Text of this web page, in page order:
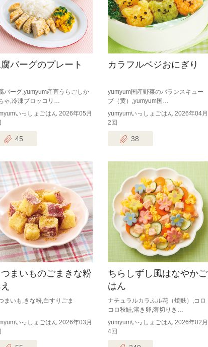
バーグのプレート
バーグ,yumyum産直うらごしか
ゃ,冷凍ブロッコリ…
いっしょごはん 2026年05月
45
カラフルベジおにぎり
yumyum国産野菜のバランスキュー
ブ（黄）,yumyum国…
yumyumいっしょごはん 2026年04月
2回
38
つまいものごまきな粉
まいも,きな粉,白すりごま
いっしょごはん 2026年03月
ちらしずし風はなやかご
はん
ナチュラルカラふル花（焼麩）,コロ
コロ秋鮭,溶き卵,薄切りき…
yumyumいっしょごはん 2026年02月
4回